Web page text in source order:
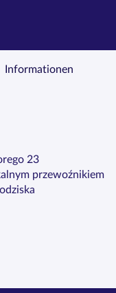
Informationen
23
przewoźnikiem